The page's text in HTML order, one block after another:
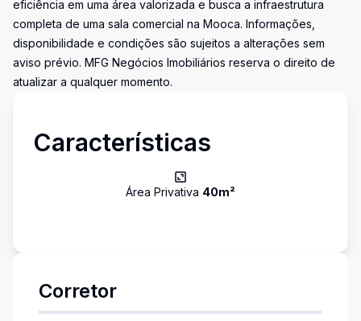
eficiência em uma área valorizada e busca a infraestrutura
completa de uma sala comercial na Mooca. Informações,
disponibilidade e condições são sujeitos a alterações sem
aviso prévio. MFG Negócios Imobiliários reserva o direito de
atualizar a qualquer momento.
Características
Área Privativa 40m²
Corretor